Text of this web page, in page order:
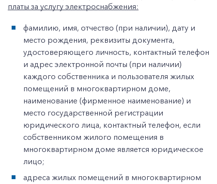
платы за услугу электроснабжения:
фамилию, имя, отчество (при наличии), дату и
место рождения, реквизиты документа,
удостоверяющего личность, контактный телефон
и адрес электронной почты (при наличии)
каждого собственника и пользователя жилых
помещений в многоквартирном доме,
наименование (фирменное наименование) и
место государственной регистрации
юридического лица, контактный телефон, если
собственником жилого помещения в
многоквартирном доме является юридическое
лицо;
адреса жилых помещений в многоквартирном